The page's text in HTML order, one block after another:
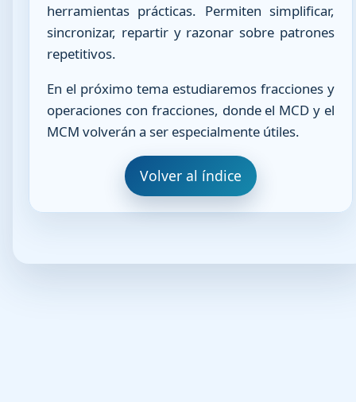
herramientas prácticas. Permiten simplificar,
sincronizar, repartir y razonar sobre patrones
repetitivos.
En el próximo tema estudiaremos fracciones y
operaciones con fracciones, donde el MCD y el
MCM volverán a ser especialmente útiles.
Volver al índice